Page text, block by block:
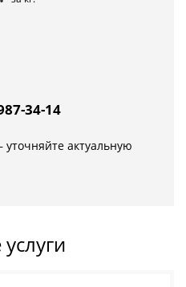
34-14
актуальную